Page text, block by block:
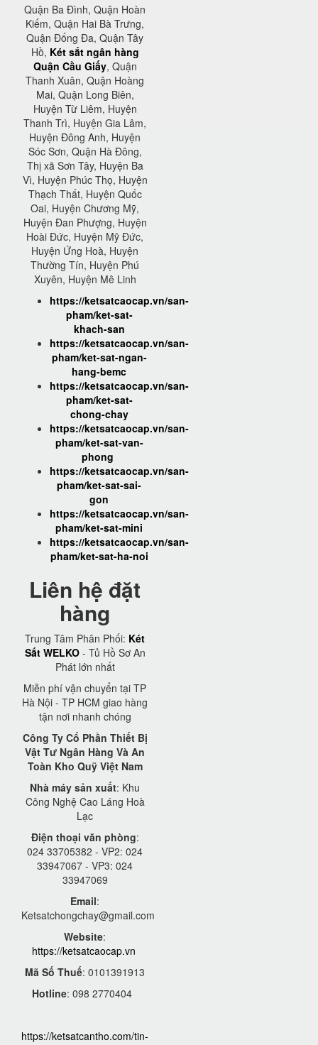
Quận Ba Đình, Quận Hoàn
Kiếm, Quận Hai Bà Trưng,
Quận Đống Đa, Quận Tây
Hồ, Két sắt ngân hàng
Quận Cầu Giấy, Quận
Thanh Xuân, Quận Hoàng
Mai, Quận Long Biên,
Huyện Từ Liêm, Huyện
Thanh Trì, Huyện Gia Lâm,
Huyện Đông Anh, Huyện
Sóc Sơn, Quận Hà Đông,
Thị xã Sơn Tây, Huyện Ba
Vì, Huyện Phúc Thọ, Huyện
Thạch Thất, Huyện Quốc
Oai, Huyện Chương Mỹ,
Huyện Đan Phượng, Huyện
Hoài Đức, Huyện Mỹ Đức,
Huyện Ứng Hoà, Huyện
Thường Tín, Huyện Phú
Xuyên, Huyện Mê Linh
https://ketsatcaocap.vn/san-
pham/ket-sat-
khach-san
https://ketsatcaocap.vn/san-
pham/ket-sat-ngan-
hang-bemc
https://ketsatcaocap.vn/san-
pham/ket-sat-
chong-chay
https://ketsatcaocap.vn/san-
pham/ket-sat-van-
phong
https://ketsatcaocap.vn/san-
pham/ket-sat-sai-
gon
https://ketsatcaocap.vn/san-
pham/ket-sat-mini
https://ketsatcaocap.vn/san-
pham/ket-sat-ha-noi
Liên hệ đặt
hàng
Trung Tâm Phân Phối: Két
Sắt WELKO- Tủ Hồ Sơ An
Phát lớn nhất
Miễn phí vận chuyển tại TP
Hà Nội - TP HCM giao hàng
tận nơi nhanh chóng
Công Ty Cổ Phần Thiết Bị
Vật Tư Ngân Hàng Và An
Toàn Kho Quỹ Việt Nam
Nhà máy sản xuất: Khu
Công Nghệ Cao Láng Hoà
Lạc
Điện thoại văn phòng:
024 33705382 - VP2: 024
33947067 - VP3: 024
33947069
Email:
Ketsatchongchay@gmail.com
Website:
https://ketsatcaocap.vn
Mã Số Thuế: 0101391913
Hotline: 098 2770404
https://ketsatcantho.com/tin-